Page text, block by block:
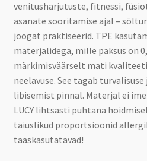
venitusharjutuste, fitnessi,
asanate sooritamise ajal –
joogat praktiseerid. TPE
materjalidega, mille paksus on
märkimisväärselt mati
neelavuse. See tagab
libisemist pinnal. Materjal ei
LUCY lihtsasti puhtana
täiuslikud proportsioonid
taaskasutatavad!